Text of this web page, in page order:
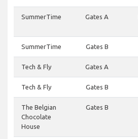
SummerTime Gates A
SummerTime Gates B
Tech & Fly Gates A
Tech & Fly Gates B
The Belgian
Chocolate
House
Gates B